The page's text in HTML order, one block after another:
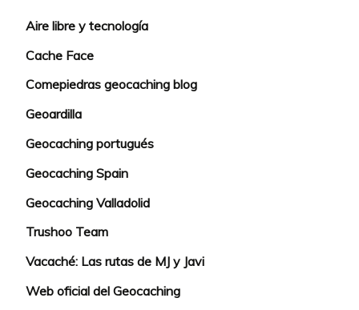
Aire libre y tecnología
Cache Face
Comepiedras geocaching blog
Geoardilla
Geocaching portugués
Geocaching Spain
Geocaching Valladolid
Trushoo Team
Vacaché: Las rutas de MJ y Javi
Web oficial del Geocaching